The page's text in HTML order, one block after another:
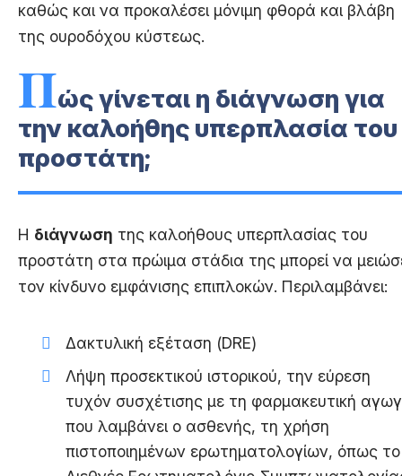
καθώς και να προκαλέσει μόνιμη φθορά και βλάβη
της ουροδόχου κύστεως.
Πώς γίνεται η διάγνωση για
την καλοήθης υπερπλασία του
προστάτη;
Η διάγνωση της καλοήθους υπερπλασίας του
προστάτη στα πρώιμα στάδια της μπορεί να
τον κίνδυνο εμφάνισης επιπλοκών. Περιλαμβάνει:
Δακτυλική εξέταση (DRE)
Λήψη προσεκτικού ιστορικού, την εύρεση
τυχόν συσχέτισης με τη φαρμακευτική
που λαμβάνει ο ασθενής, τη χρήση
πιστοποιημένων ερωτηματολογίων, όπως το